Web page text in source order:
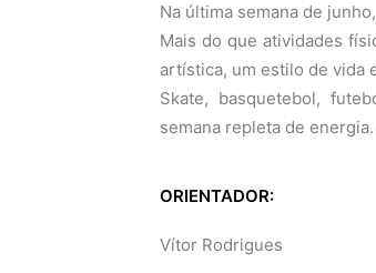
Na última semana de
Mais do que atividades
artística, um estilo de vida
Skate, basquetebol,
semana repleta de
ORIENTADOR:
Vítor Rodrigues